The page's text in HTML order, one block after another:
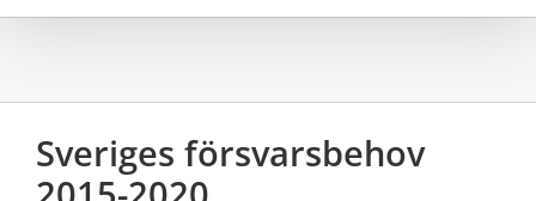
Sveriges försvarsbehov